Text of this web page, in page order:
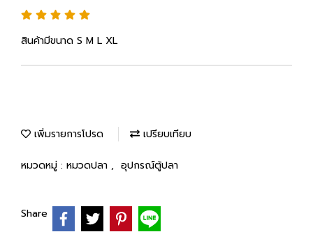
สินค้ามีขนาด S M L XL
เพิ่มรายการโปรด เปรียบเทียบ
หมวดหมู่ : หมวดปลา , อุปกรณ์ตู้ปลา
Share